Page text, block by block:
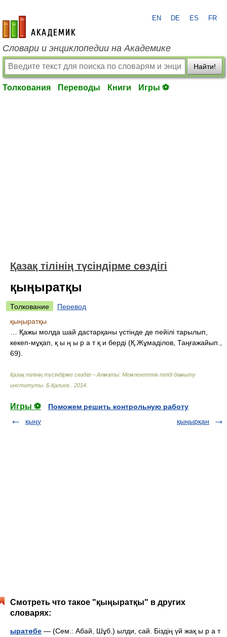
academic.ru
EN DE ES FR
Словари и энциклопедии на Академике
Найти!
Толкования Переводы Книги Игры ⚽
Қазақ тілінің түсіндірме сөздігі
қыңыратқы
Толкование
Перевод
қыңыратқы
… Қажы молда шай дастарқаны үстінде де пейілі тарылып,
кекеп-мұқап, қ ы ң ы р а т қ и берді (Қ.Жұмаділов, Таңғажайып.,
69).
Қазақ тілінің түсіндірме сөздігі – Алматы: Мемлекеттік тілді дамыту
институты Б.Қалиев. 2014
Игры ⚽
Поможем решить контрольную работу
қыңу
қыңырқан
Смотреть что такое "қыңыратқы" в других
словарях:
ыратөбе — (Сем.: Абай, Шұб.) ылди, сай. Біздің үй жақ ы р а т